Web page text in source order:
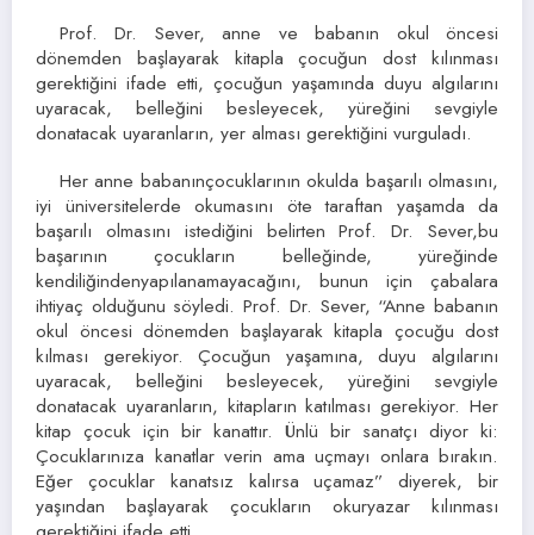
Prof. Dr. Sever, anne ve babanın okul öncesi
dönemden başlayarak kitapla çocuğun dost kılınması
gerektiğini ifade etti, çocuğun yaşamında duyu algılarını
uyaracak, belleğini besleyecek, yüreğini sevgiyle
donatacak uyaranların, yer alması gerektiğini vurguladı.
Her anne babanınçocuklarının okulda başarılı olmasını,
iyi üniversitelerde okumasını öte taraftan yaşamda da
başarılı olmasını istediğini belirten Prof. Dr. Sever,bu
başarının çocukların belleğinde, yüreğinde
kendiliğindenyapılanamayacağını, bunun için çabalara
ihtiyaç olduğunu söyledi. Prof. Dr. Sever, “Anne babanın
okul öncesi dönemden başlayarak kitapla çocuğu dost
kılması gerekiyor. Çocuğun yaşamına, duyu algılarını
uyaracak, belleğini besleyecek, yüreğini sevgiyle
donatacak uyaranların, kitapların katılması gerekiyor. Her
kitap çocuk için bir kanattır. Ünlü bir sanatçı diyor ki:
Çocuklarınıza kanatlar verin ama uçmayı onlara bırakın.
Eğer çocuklar kanatsız kalırsa uçamaz” diyerek, bir
yaşından başlayarak çocukların okuryazar kılınması